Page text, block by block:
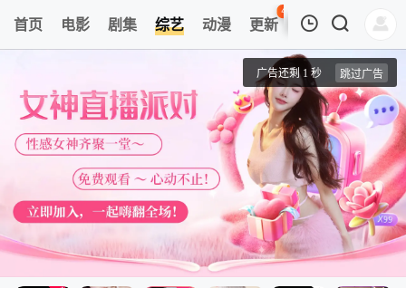
首页 电影 剧集 综艺 动漫 更新
48
热榜 APP
会员版
抖包袱大会 2024